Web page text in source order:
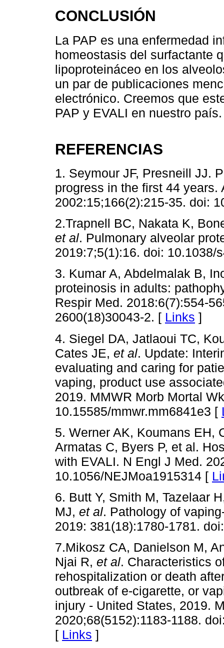
CONCLUSIÓN
La PAP es una enfermedad
homeostasis del surfactante
lipoproteináceo en los
un par de publicaciones
electrónico. Creemos que
PAP y EVALI en nuestro país.
REFERENCIAS
1. Seymour JF, Presneill JJ.
progress in the first 44 years.
2002:15;166(2):215-35. doi:
2.Trapnell BC, Nakata K,
et al. Pulmonary alveolar
2019:7;5(1):16. doi: 10.1038/
3. Kumar A, Abdelmalak B,
proteinosis in adults:
Respir Med. 2018:6(7):554-
2600(18)30043-2. [ Links ]
4. Siegel DA, Jatlaoui TC,
Cates JE, et al. Update:
evaluating and caring for
vaping, product use
2019. MMWR Morb Mortal
10.15585/mmwr.mm6841e3 [
5. Werner AK, Koumans EH,
Armatas C, Byers P, et al.
with EVALI. N Engl J Med.
10.1056/NEJMoa1915314 [
6. Butt Y, Smith M, Tazelaar
MJ, et al. Pathology of
2019: 381(18):1780-1781.
7.Mikosz CA, Danielson M,
Njai R, et al. Characteristics
rehospitalization or death
outbreak of e-cigarette, or
injury - United States, 2019.
2020;68(5152):1183-1188.
[ Links ]